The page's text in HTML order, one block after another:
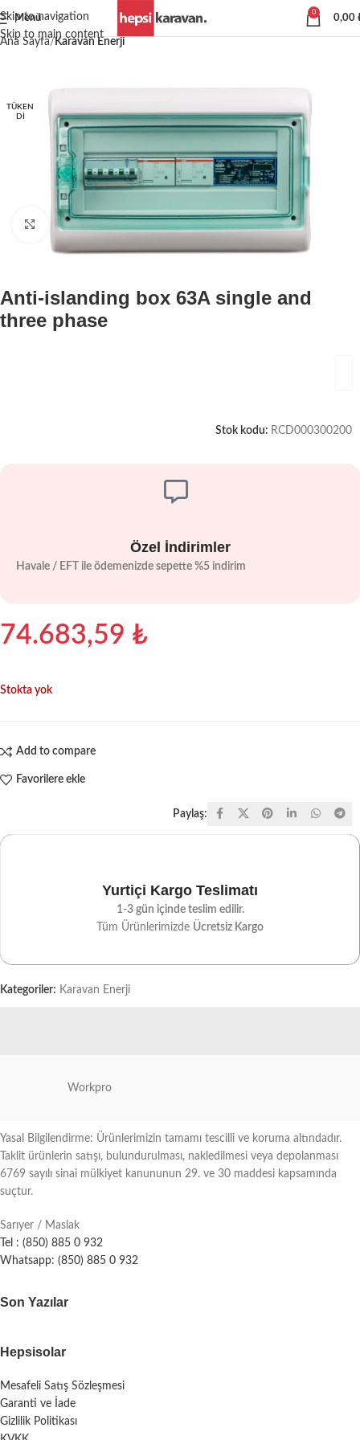
Skip to navigation
Skip to main content
Menü
0
0,00
Ana Sayfa Karavan Enerji
TÜKEN
DI
Büyütmek için tıklayın
Anti-islanding box 63A single and
three phase
Stok kodu: RCD000300200
Özel İndirimler
Havale / EFT ile ödemenizde sepette %5 indirim
74.683,59 ₺
Stokta yok
Add to compare
Favorilere ekle
Paylaş:
Yurtiçi Kargo Teslimatı
1-3 gün içinde teslim edilir.
Tüm Ürünlerimizde Ücretsiz Kargo
Kategoriler: Karavan Enerji
Workpro
Yasal Bilgilendirme: Ürünlerimizin tamamı tescilli ve koruma altındadır.
Taklit ürünlerin satışı, bulundurulması, nakledilmesi veya depolanması
6769 sayılı sinai mülkiyet kanununun 29. ve 30 maddesi kapsamında
suçtur.
Sarıyer / Maslak
Tel : (850) 885 0 932
Whatsapp: (850) 885 0 932
Son Yazılar
Hepsisolar
Mesafeli Satış Sözleşmesi
Garanti ve İade
Gizlilik Politikası